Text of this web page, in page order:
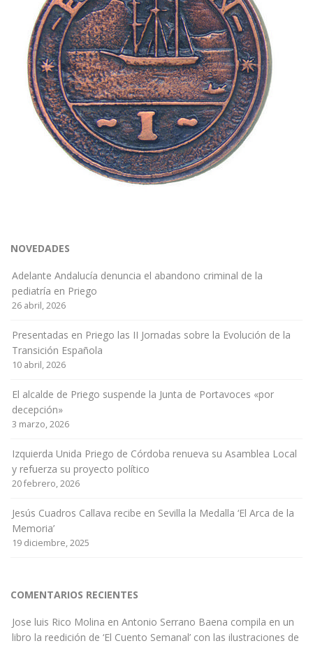
NOVEDADES
Adelante Andalucía denuncia el abandono criminal de la
pediatría en Priego
26 abril, 2026
Presentadas en Priego las II Jornadas sobre la Evolución de la
Transición Española
10 abril, 2026
El alcalde de Priego suspende la Junta de Portavoces «por
decepción»
3 marzo, 2026
Izquierda Unida Priego de Córdoba renueva su Asamblea Local
y refuerza su proyecto político
20 febrero, 2026
Jesús Cuadros Callava recibe en Sevilla la Medalla ‘El Arca de la
Memoria’
19 diciembre, 2025
COMENTARIOS RECIENTES
Jose luis Rico Molina en Antonio Serrano Baena compila en un
libro la reedición de ‘El Cuento Semanal’ con las ilustraciones de